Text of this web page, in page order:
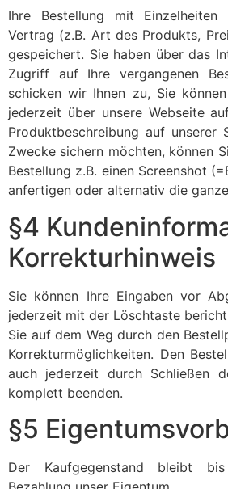
Ihre Bestellung mit Einzelheiten
Vertrag (z.B. Art des Produkts,
gespeichert. Sie haben über das
Zugriff auf Ihre vergangenen
schicken wir Ihnen zu, Sie
jederzeit über unsere Webseite
Produktbeschreibung auf unserer
Zwecke sichern möchten, können
Bestellung z.B. einen Screenshot
anfertigen oder alternativ die
§4
Korrekturhinweis
Sie können Ihre Eingaben vor
jederzeit mit der Löschtaste
Sie auf dem Weg durch den
Korrekturmöglichkeiten. Den
auch jederzeit durch Schließen
komplett beenden.
§5
Der Kaufgegenstand bleibt